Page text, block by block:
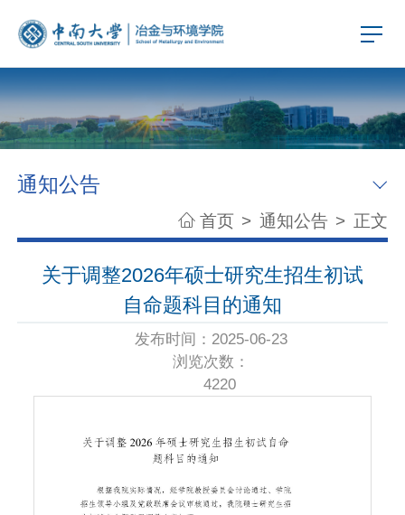
通知公告
首页 > 通知公告 > 正文
关于调整2026年硕士研究生招生初试
自命题科目的通知
发布时间：2025-06-23
浏览次数：
4220